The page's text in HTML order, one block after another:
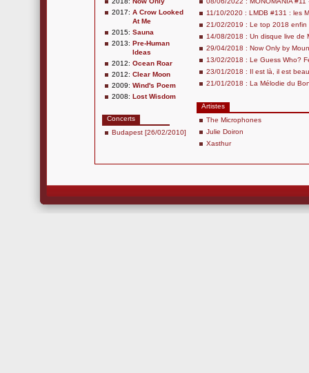
2017: A Crow Looked
At Me
2015: Sauna
2013: Pre-Human
Ideas
2012: Ocean Roar
2012: Clear Moon
2009: Wind's Poem
2008: Lost Wisdom
Concerts
Budapest [26/02/2010]
11/10/2020 : LMDB #131 : les
21/02/2019 : Le top 2018 enfin
14/08/2018 : Un disque live de
29/04/2018 : Now Only by
13/02/2018 : Le Guess Who?
23/01/2018 : Il est là, il est
21/01/2018 : La Mélodie du
Artistes
The Microphones
Julie Doiron
Xasthur